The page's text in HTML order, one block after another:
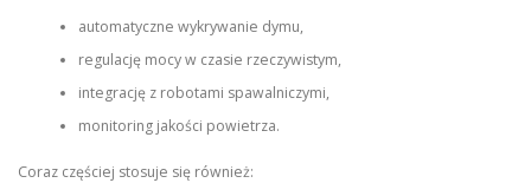
automatyczne wykrywanie dymu,
regulację mocy w czasie rzeczywistym,
integrację z robotami spawalniczymi,
monitoring jakości powietrza.
Coraz częściej stosuje się również: